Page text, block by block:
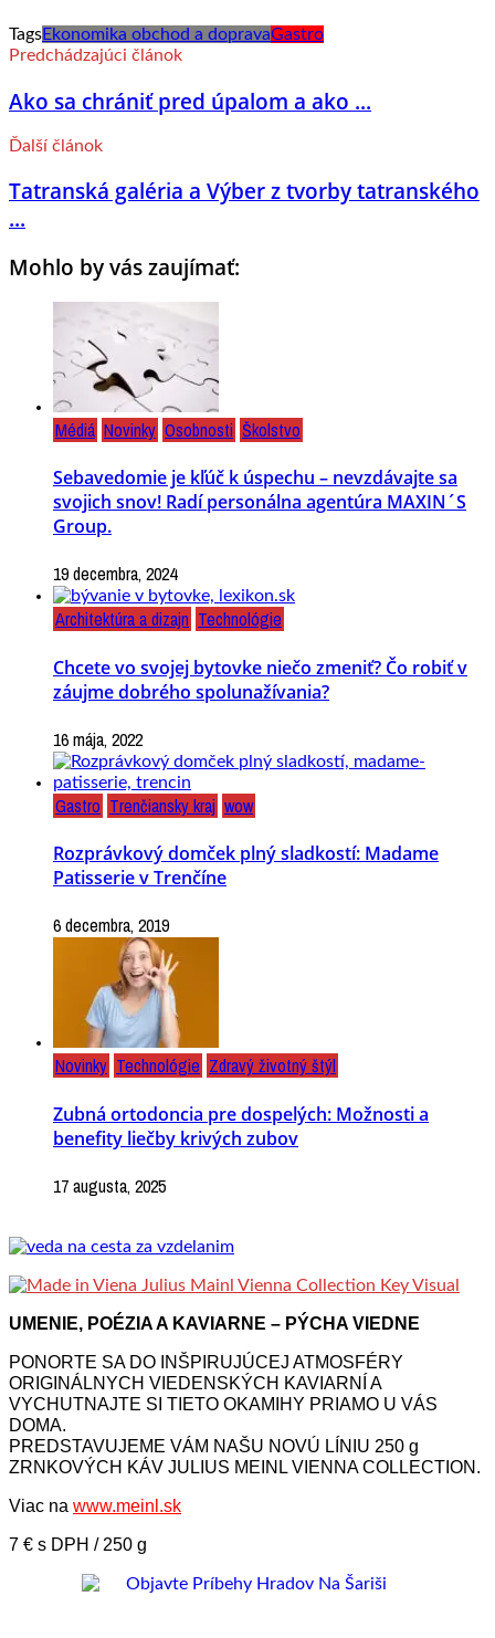
TagsEkonomika obchod a dopravaGastro
Predchádzajúci článok
Ako sa chrániť pred úpalom a ako ...
Ďalší článok
Tatranská galéria a Výber z tvorby tatranského
...
Mohlo by vás zaujímať:
Médiá Novinky Osobnosti Školstvo
Sebavedomie je kľúč k úspechu – nevzdávajte sa
svojich snov! Radí personálna agentúra MAXIN´S
Group.
19 decembra, 2024
Architektúra a dizajn Technológie
Chcete vo svojej bytovke niečo zmeniť? Čo robiť v
záujme dobrého spolunažívania?
16 mája, 2022
Gastro Trenčiansky kraj wow
Rozprávkový domček plný sladkostí: Madame
Patisserie v Trenčíne
6 decembra, 2019
Novinky Technológie Zdravý životný štýl
Zubná ortodoncia pre dospelých: Možnosti a
benefity liečby krivých zubov
17 augusta, 2025
UMENIE, POÉZIA A KAVIARNE – PÝCHA VIEDNE
PONORTE SA DO INŠPIRUJÚCEJ ATMOSFÉRY
ORIGINÁLNYCH VIEDENSKÝCH KAVIARNÍ A
VYCHUTNAJTE SI TIETO OKAMIHY PRIAMO U VÁS
DOMA.
PREDSTAVUJEME VÁM NAŠU NOVÚ LÍNIU 250 g
ZRNKOVÝCH KÁV JULIUS MEINL VIENNA COLLECTION.
Viac na www.meinl.sk
7 € s DPH / 250 g